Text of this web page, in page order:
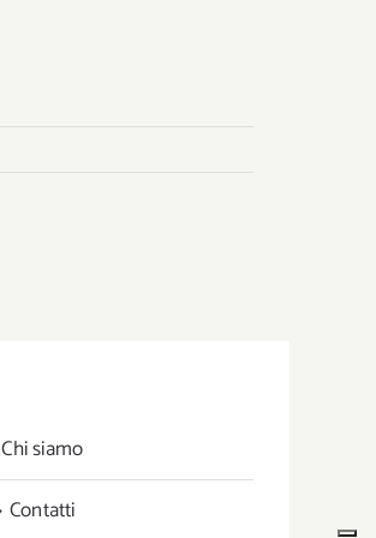
Chi siamo
Contatti